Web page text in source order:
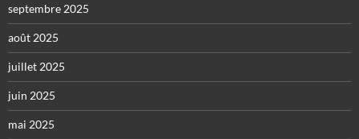
septembre 2025
août 2025
juillet 2025
juin 2025
mai 2025